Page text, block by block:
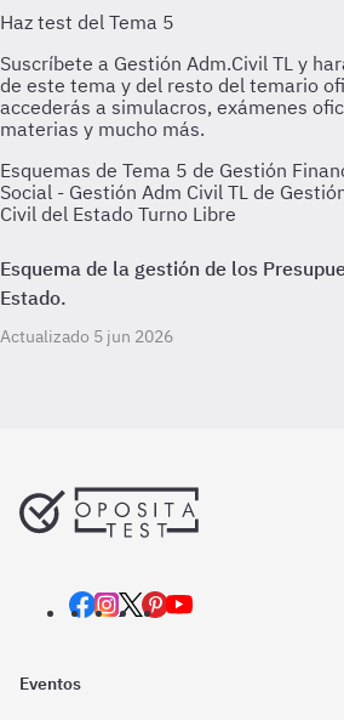
Esquemas de Tema 5 de Gestión
Social - Gestión Adm Civil TL de
Civil del Estado Turno Libre
Esquema de la gestión de los
Estado.
Actualizado 5 jun 2026
Eventos